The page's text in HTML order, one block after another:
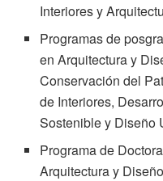
Interiores y
Programas de
en Arquitectura y
Conservación del
de Interiores,
Sostenible y Diseño
Programa de
Arquitectura y Diseño